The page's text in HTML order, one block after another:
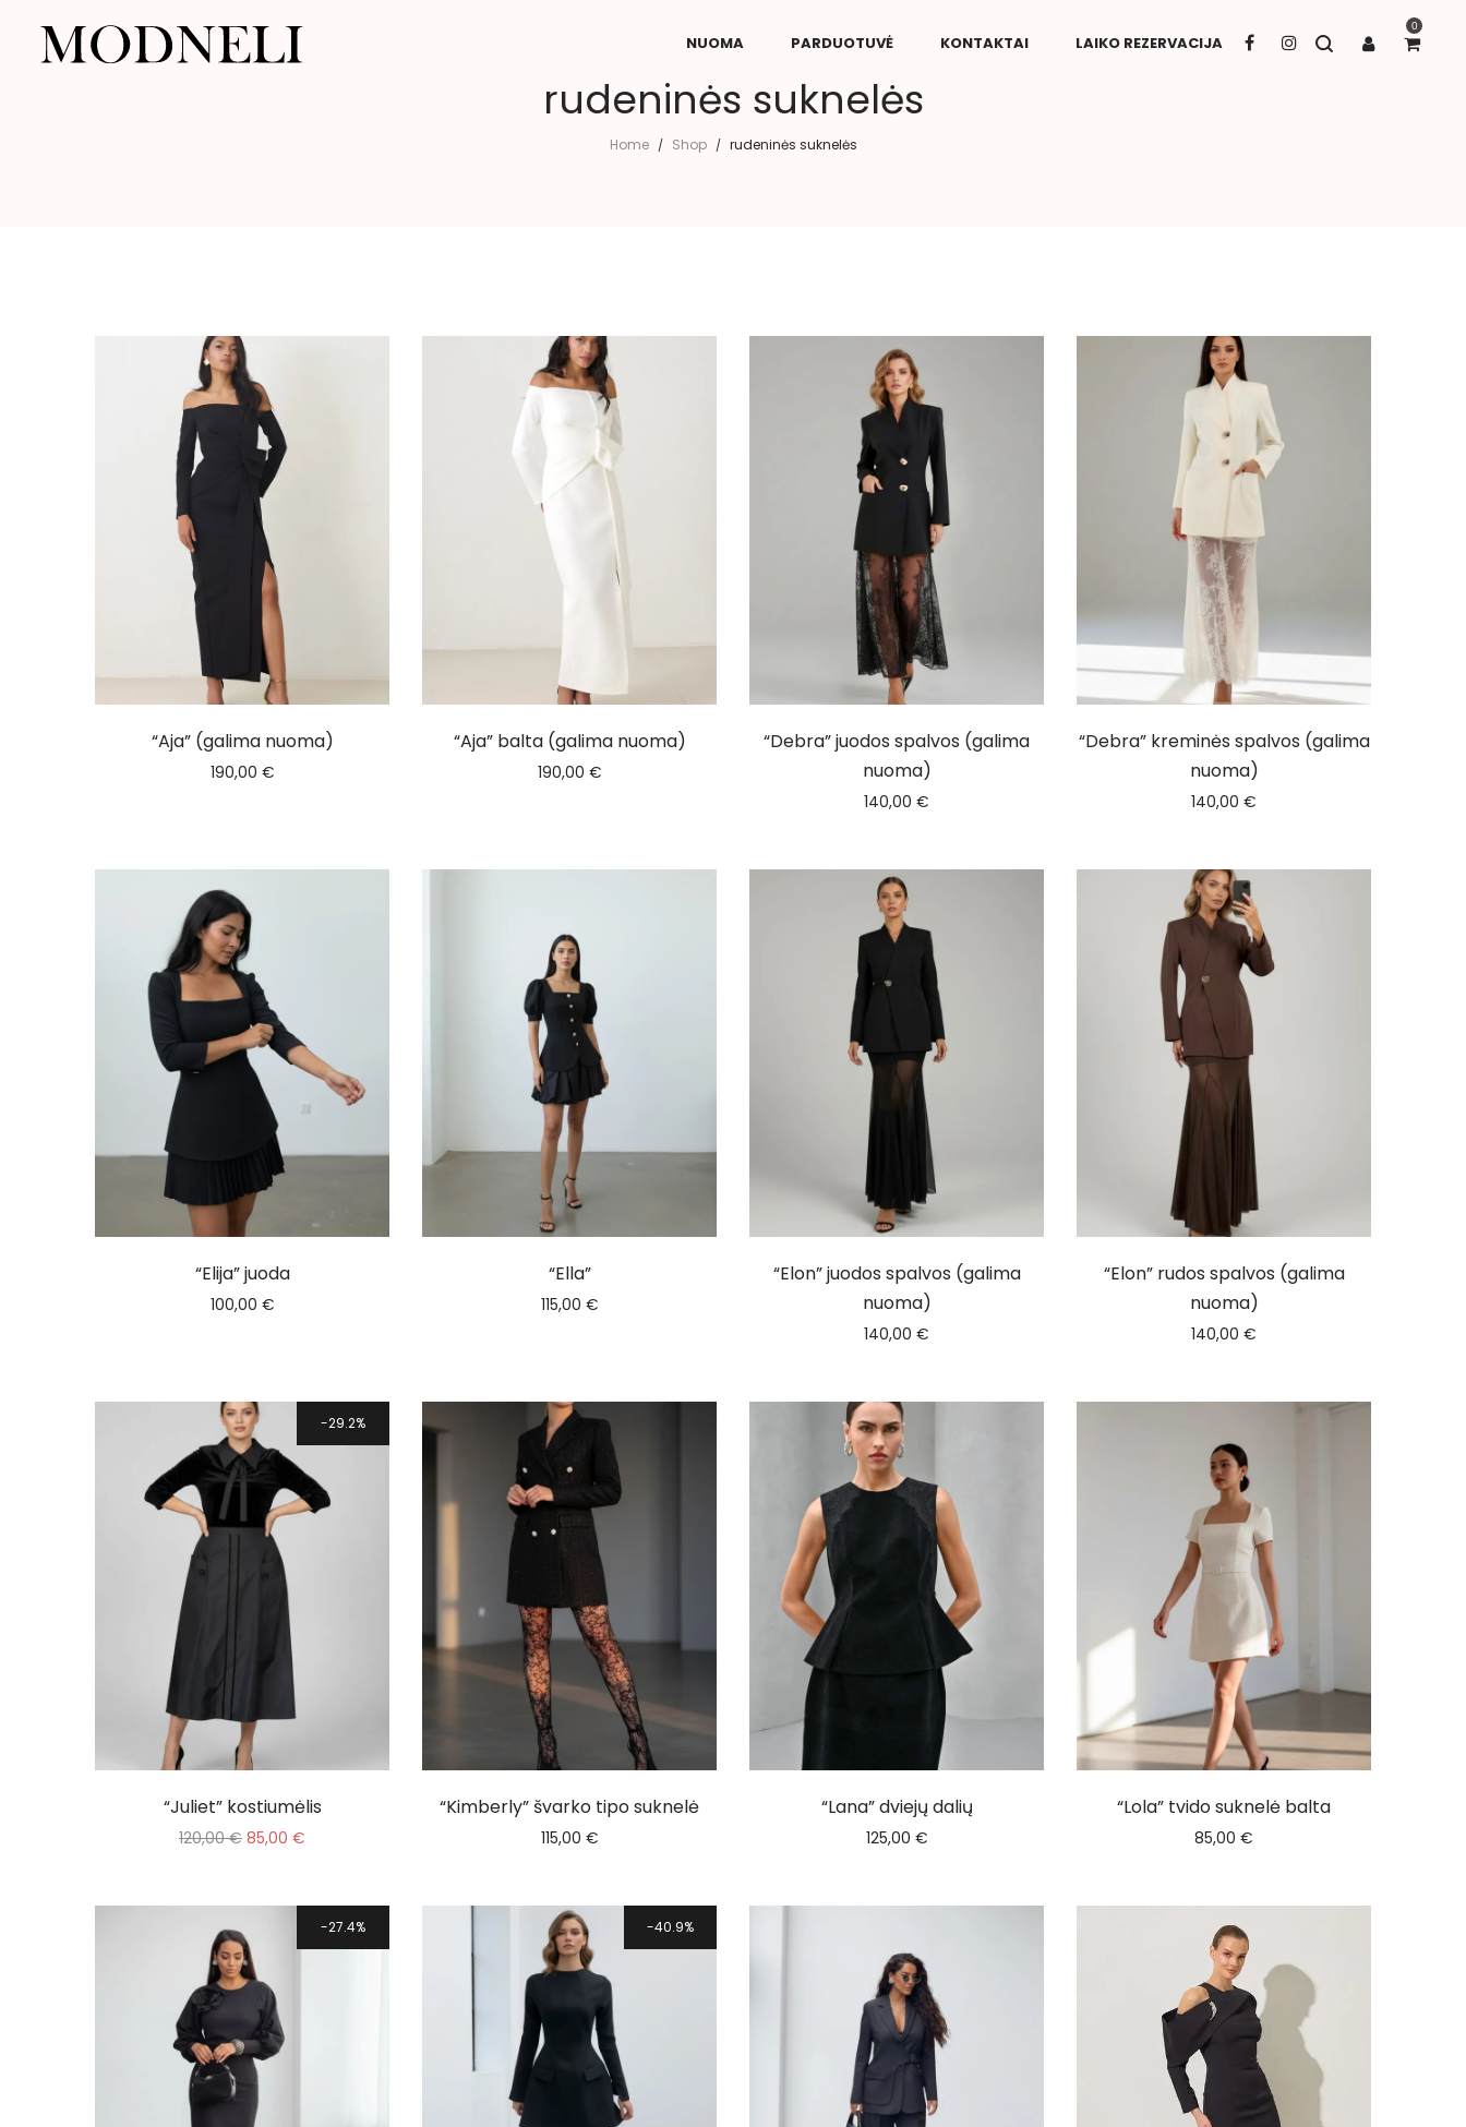
0
NUOMA PARDUOTUVĖ KONTAKTAI LAIKO REZERVACIJA
rudeninės suknelės
Home / Shop / rudeninės suknelės
“Aja” (galima nuoma)
190,00 €
“Aja” balta (galima nuoma)
190,00 €
“Debra” juodos spalvos (galima
nuoma)
140,00 €
“Debra” kreminės spalvos (galima
nuoma)
140,00 €
“Elija” juoda
100,00 €
“Ella”
115,00 €
“Elon” juodos spalvos (galima
nuoma)
140,00 €
“Elon” rudos spalvos (galima
nuoma)
140,00 €
29.2%
“Juliet” kostiumėlis
120,00€ 85,00 €
“Kimberly” švarko tipo suknelė
115,00 €
“Lana” dviejų dalių
125,00 €
“Lola” tvido suknelė balta
85,00 €
27.4% 40.9%